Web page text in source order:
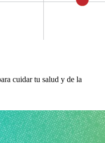
cuidar tu salud y de la